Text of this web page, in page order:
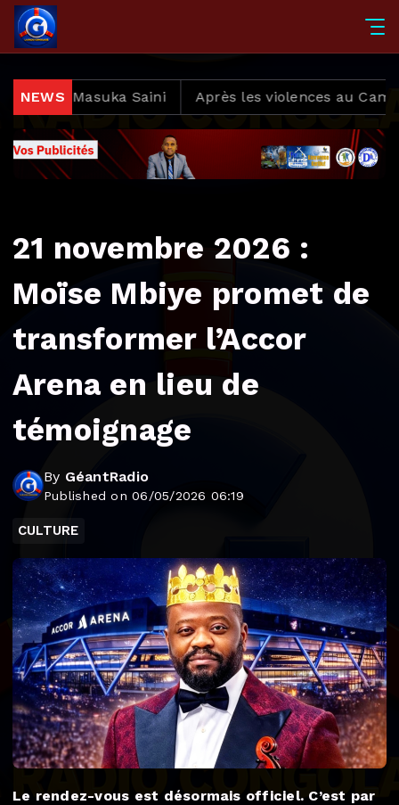
NEWSSaini Après les violences au Camp Luka, la
21 novembre 2026 :
Moïse Mbiye promet de
transformer l’Accor
Arena en lieu de
témoignage
By GéantRadio
Published on 06/05/2026 06:19
CULTURE
Le rendez-vous est désormais officiel. C’est par